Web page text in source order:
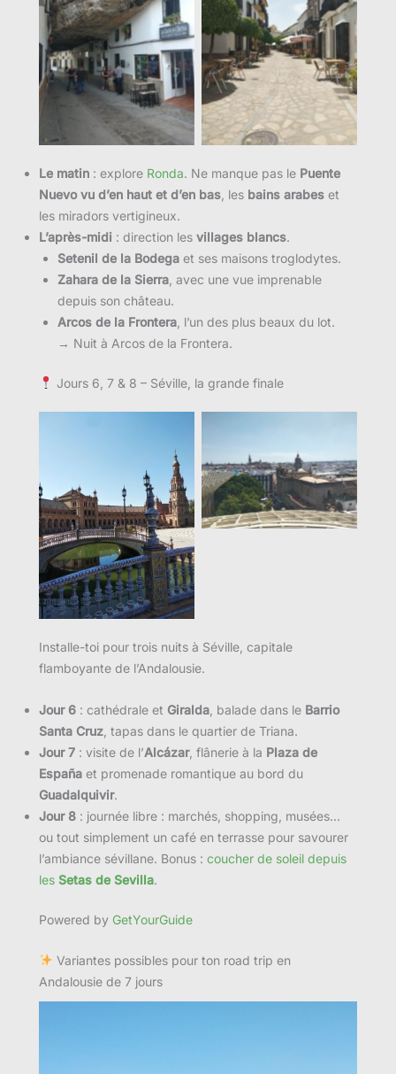
Le matin : explore Ronda. Ne manque pas le Puente
Nuevo vu d’en haut et d’en bas , les bains arabes et
les miradors vertigineux.
L’après-midi : direction les villages blancs.
Setenil de la Bodega et ses maisons troglodytes.
Zahara de la Sierra , avec une vue imprenable
depuis son château.
Arcos de la Frontera , l’un des plus beaux du lot.
→ Nuit à Arcos de la Frontera.
Jours 6, 7 & 8 – Séville, la grande finale
Installe-toi pour trois nuits à Séville, capitale
flamboyante de l’Andalousie.
Jour 6 : cathédrale et Giralda , balade dans le Barrio
Santa Cruz , tapas dans le quartier de Triana.
Jour 7 : visite de l’Alcázar, flânerie à la Plaza de
España et promenade romantique au bord du
Guadalquivir.
Jour 8 : journée libre : marchés, shopping, musées…
ou tout simplement un café en terrasse pour savourer
l’ambiance sévillane. Bonus : coucher de soleil depuis
les Setas de Sevilla.
Powered by GetYourGuide
Variantes possibles pour ton road trip en
Andalousie de 7 jours